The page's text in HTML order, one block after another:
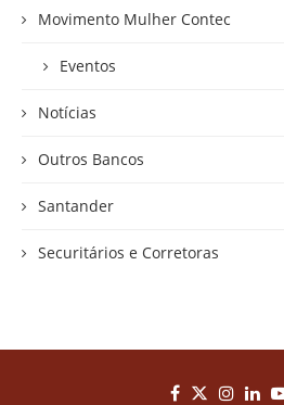
Movimento Mulher Contec
Eventos
Notícias
Outros Bancos
Santander
Securitários e Corretoras